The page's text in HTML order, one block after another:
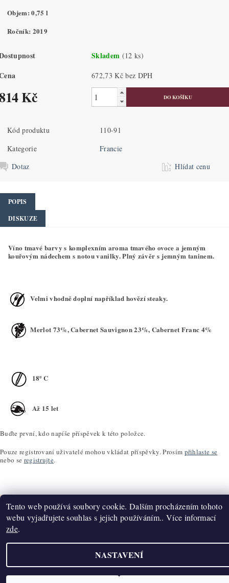
Objem: 0,75 l
Ročník: 2019
Skladem (12 ks)
672,73 Kč bez DPH
Kč
Kód produktu
110-91
Kategorie
Francie
Dotaz
Hlídat cenu
POPIS
DISKUZE
Víno tmavé barvy s komplexním aroma tmavého ovoce a jemným
kouřovým nádechem s notou vanilky. Plný závěr s jemným taninem.
Velmi vhodně doplní například hovězí steaky.
Merlot 73%, Cabernet Sauvignon 23%, Cabernet Franc 4%
18º C
Až 15 let
Buďte první, kdo napíše příspěvek k této položce.
Pouze registrovaní uživatelé mohou vkládat příspěvky. Prosím přihlaste se
nebo se registrujte.
Vytvořil Shoptet
Tento web používá soubory cookie. Dalším procházením tohoto
webu vyjadřujete souhlas s jejich používáním.. Více informací
zde.
NASTAVENÍ